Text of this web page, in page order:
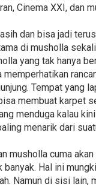
Cinema XXI, dan
dan bisa jadi
di musholla
yang tak hanya
memperhatikan
Tempat yang
membuat karpet
menduga kalau
menarik dari
musholla cuma
banyak. Hal ini
Namun di sisi lain,